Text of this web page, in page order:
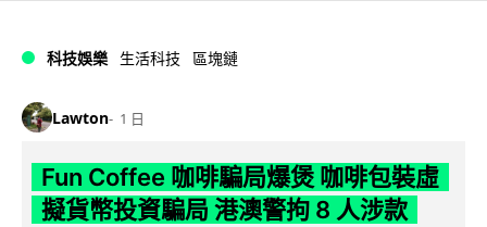
科技娛樂 生活科技 區塊鏈
Lawton 1 日
Fun Coffee 咖啡騙局爆煲 咖啡包裝虛
擬貨幣投資騙局 港澳警拘 8 人涉款